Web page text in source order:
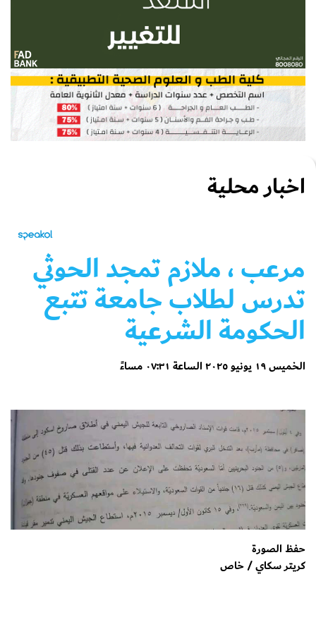
اخبار محلية
مرعب ، ملازم تمجد الحوثي
تدرس لطلاب جامعة تتبع
الحكومة الشرعية
الخميس ١٩ يونيو ٢٠٢٥ الساعة ٠٧:٣١ مساءً
حفظ الصورة
كريتر سكاي / خاص